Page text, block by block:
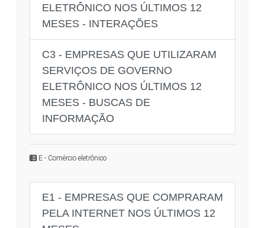
ELETRÔNICO NOS ÚLTIMOS 12
MESES - INTERAÇÕES
C3 - EMPRESAS QUE UTILIZARAM
SERVIÇOS DE GOVERNO
ELETRÔNICO NOS ÚLTIMOS 12
MESES - BUSCAS DE
INFORMAÇÃO
E - Comércio eletrônico
E1 - EMPRESAS QUE COMPRARAM
PELA INTERNET NOS ÚLTIMOS 12